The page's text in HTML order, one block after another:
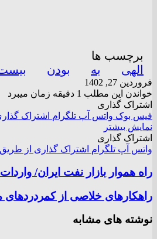
برچسب ها
الهی
به بودن
فروردین 27, 1402
خواندن این مطلب 1 دقیقه زمان میبرد
اشتراک گذاری
فیس بوک واتس آپ تلگرام اشتراک
نمایش بیشتر
اشتراک گذاری
واتس آپ تلگرام اشتراک گذاری از طریق
راه هموار بازار نفت ایران/
راهکارهای خلاصی از کمردردهای
نوشته های مشابه